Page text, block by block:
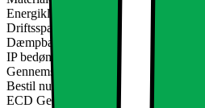
Energiklasse: A
Driftsspænding: 220-240 volt AC
Dæmpbar: nej
IP bedømmelse: IP44
Gennemsnitlig levetid: op til 10.000
Bestil nu det hotteste form for loft
ECD Germany!